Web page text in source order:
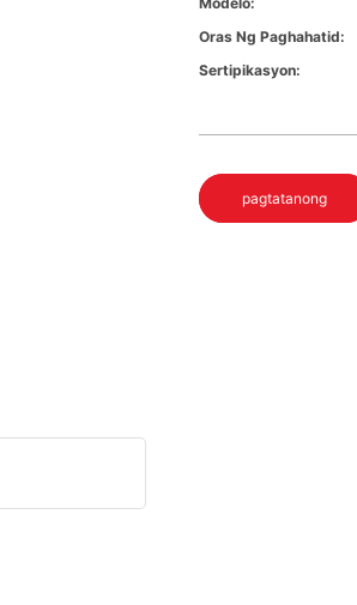
Oras Ng Paghahatid:
Sertipikasyon:
pagtatanong